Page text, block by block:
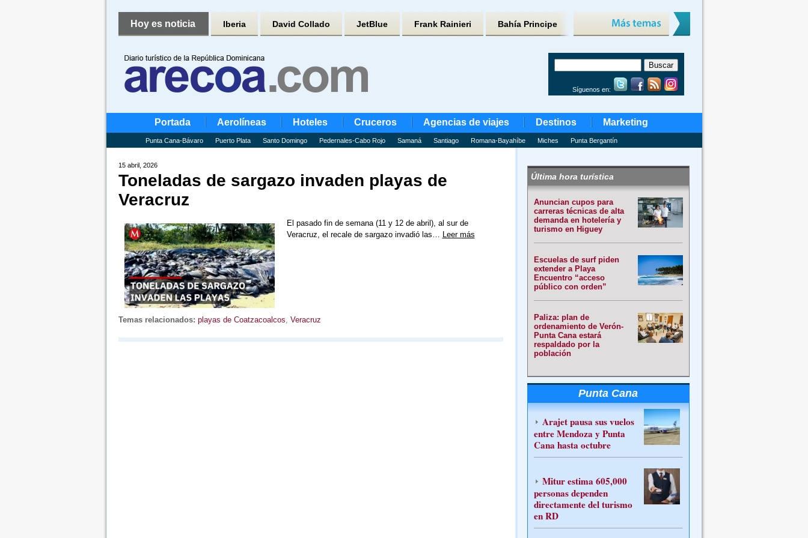
Hoy es noticia Iberia David Collado JetBlue Frank Rainieri Bahía Principe
Síguenos en:
Portada Aerolíneas Hoteles Cruceros Agencias de viajes Destinos Marketing
Punta Cana-Bávaro Puerto Plata Santo Domingo Pedernales-Cabo Rojo Samaná Santiago Romana-Bayahíbe Miches Punta Bergantín
15 abril, 2026
Toneladas de sargazo invaden playas de
Veracruz
El pasado fin de semana (11 y 12 de abril), al sur de
Veracruz, el recale de sargazo invadió las… Leer más
Temas relacionados: playas de Coatzacoalcos Veracruz
Última hora turística
Anuncian cupos para
carreras técnicas de alta
demanda en hotelería y
turismo en Higuey
Escuelas de surf piden
extender a Playa
Encuentro “acceso
público con orden”
Paliza: plan de
ordenamiento de Verón-
Punta Cana estará
respaldado por la
población
Punta Cana
Arajet pausa sus vuelos
entre Mendoza y Punta
Cana hasta octubre
Mitur estima 605,000
personas dependen
directamente del turismo
en RD